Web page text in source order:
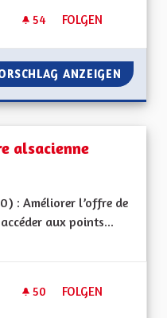
54 54 FOLLOWER
FOLGEN
INSTAURER
ANZEIGEN
alsacienne
: Améliorer l’offre de
aux points...
50 50 FOLLOWER
FOLGEN
INTÉGRATION À LA